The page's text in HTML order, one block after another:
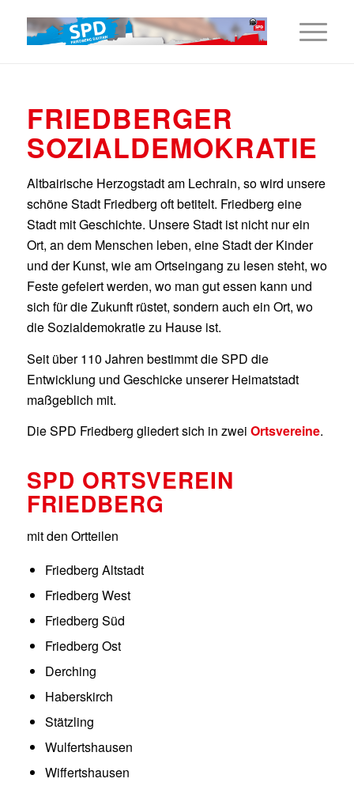
FRIEDBERGER
SOZIALDEMOKRATIE
Altbairische Herzogstadt am Lechrain, so wird unsere
schöne Stadt Friedberg oft betitelt. Friedberg eine
Stadt mit Geschichte. Unsere Stadt ist nicht nur ein
Ort, an dem Menschen leben, eine Stadt der Kinder
und der Kunst, wie am Ortseingang zu lesen steht, wo
Feste gefeiert werden, wo man gut essen kann und
sich für die Zukunft rüstet, sondern auch ein Ort, wo
die Sozialdemokratie zu Hause ist.
Seit über 110 Jahren bestimmt die SPD die
Entwicklung und Geschicke unserer Heimatstadt
maßgeblich mit.
Die SPD Friedberg gliedert sich in zwei Ortsvereine.
SPD ORTSVEREIN
FRIEDBERG
mit den Ortteilen
Friedberg Altstadt
Friedberg West
Friedberg Süd
Friedberg Ost
Derching
Haberskirch
Stätzling
Wulfertshausen
Wiffertshausen